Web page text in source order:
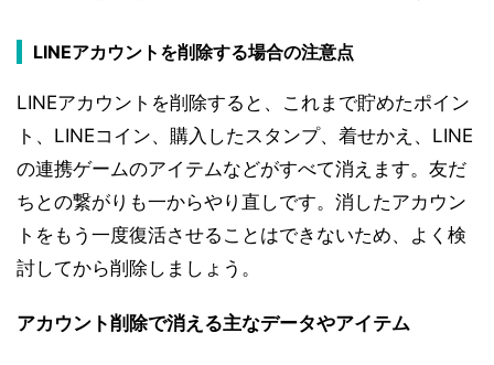
LINEアカウントを削除する場合の注意点
LINEアカウントを削除すると、これまで貯めたポイン
ト、LINEコイン、購入したスタンプ、着せかえ、LINE
の連携ゲームのアイテムなどがすべて消えます。友だ
ちとの繋がりも一からやり直しです。消したアカウン
トをもう一度復活させることはできないため、よく検
討してから削除しましょう。
アカウント削除で消える主なデータやアイテム